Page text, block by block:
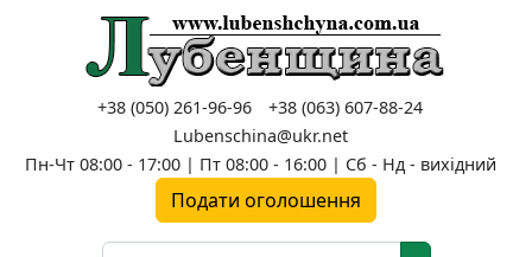
+38 (050) 261-96-96
+38 (063) 607-88-24
Lubenschina@ukr.net
Пн-Чт 08:00 - 17:00 | Пт 08:00 - 16:00 | Сб - Нд - вихідний
Подати оголошення